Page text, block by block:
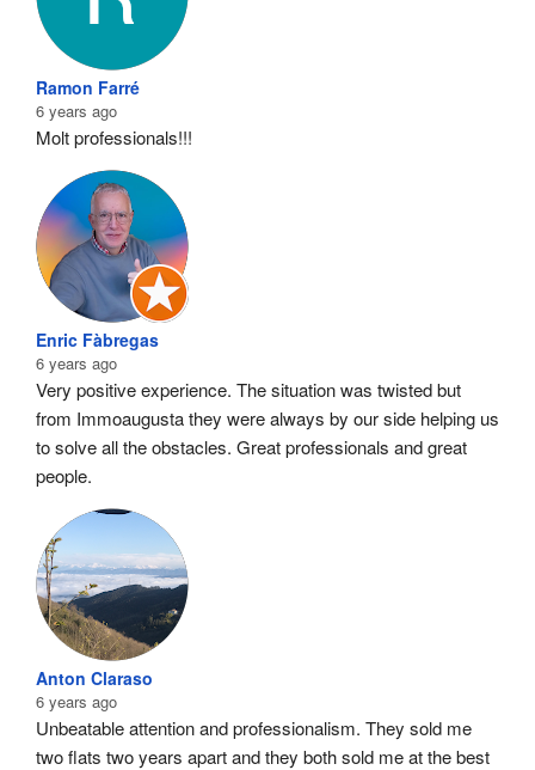
Ramon Farré
6 years ago
Molt professionals!!!
Enric Fàbregas
6 years ago
Very positive experience. The situation was twisted but
from Immoaugusta they were always by our side helping us
to solve all the obstacles. Great professionals and great
people.
Anton Claraso
6 years ago
Unbeatable attention and professionalism. They sold me
two flats two years apart and they both sold me at the best